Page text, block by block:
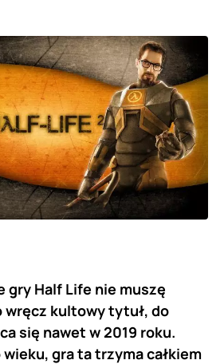
gry Half Life nie muszę
wręcz kultowy tytuł, do
się nawet w 2019 roku.
gra ta trzyma całkiem